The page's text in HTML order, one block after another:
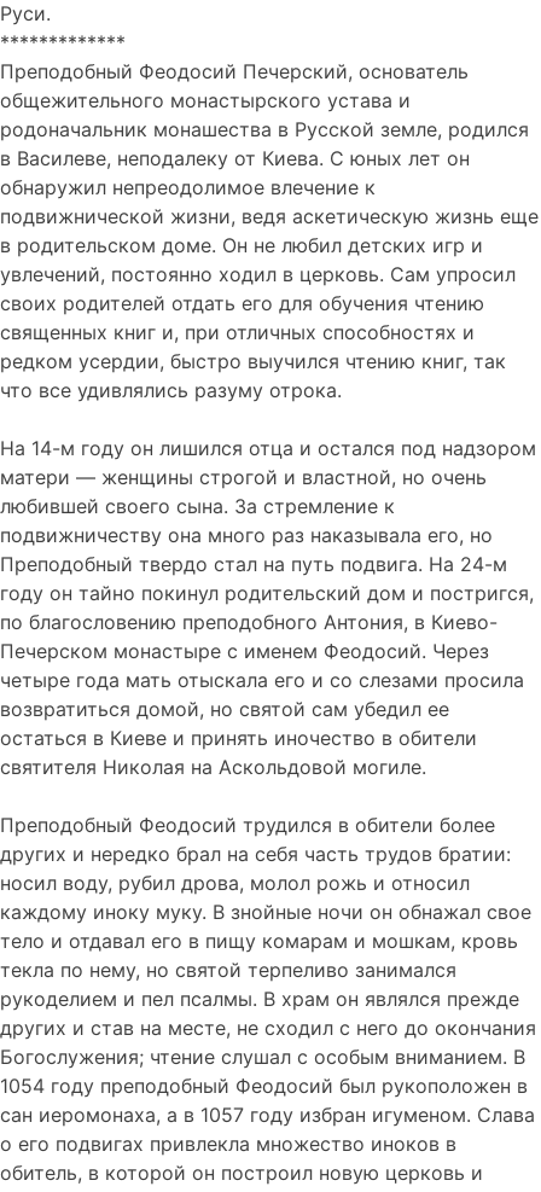
Руси.
*************
Преподобный Феодосий Печерский, основатель
общежительного монастырского устава и
родоначальник монашества в Русской земле, родился
в Василеве, неподалеку от Киева. С юных лет он
обнаружил непреодолимое влечение к
подвижнической жизни, ведя аскетическую жизнь еще
в родительском доме. Он не любил детских игр и
увлечений, постоянно ходил в церковь. Сам упросил
своих родителей отдать его для обучения чтению
священных книг и, при отличных способностях и
редком усердии, быстро выучился чтению книг, так
что все удивлялись разуму отрока.
На 14-м году он лишился отца и остался под надзором
матери — женщины строгой и властной, но очень
любившей своего сына. За стремление к
подвижничеству она много раз наказывала его, но
Преподобный твердо стал на путь подвига. На 24-м
году он тайно покинул родительский дом и постригся,
по благословению преподобного Антония, в Киево-
Печерском монастыре с именем Феодосий. Через
четыре года мать отыскала его и со слезами просила
возвратиться домой, но святой сам убедил ее
остаться в Киеве и принять иночество в обители
святителя Николая на Аскольдовой могиле.
Преподобный Феодосий трудился в обители более
других и нередко брал на себя часть трудов братии:
носил воду, рубил дрова, молол рожь и относил
каждому иноку муку. В знойные ночи он обнажал свое
тело и отдавал его в пищу комарам и мошкам, кровь
текла по нему, но святой терпеливо занимался
рукоделием и пел псалмы. В храм он являлся прежде
других и став на месте, не сходил с него до окончания
Богослужения; чтение слушал с особым вниманием. В
1054 году преподобный Феодосий был рукоположен в
сан иеромонаха, а в 1057 году избран игуменом. Слава
о его подвигах привлекла множество иноков в
обитель, в которой он построил новую церковь и